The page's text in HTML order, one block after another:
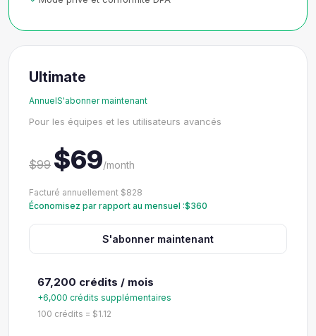
Ultimate
AnnuelS'abonner maintenant
Pour les équipes et les utilisateurs avancés
$99 $69/month
Facturé annuellement $828
Économisez par rapport au mensuel :$360
S'abonner maintenant
67,200 crédits / mois
+6,000 crédits supplémentaires
100 crédits = $1.12